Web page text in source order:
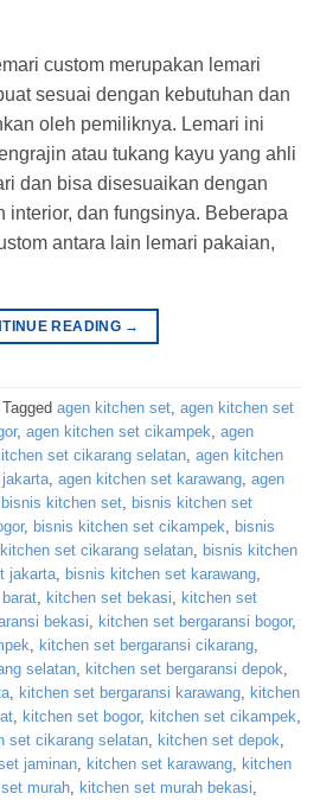
custom merupakan lemari
sesuai dengan kebutuhan dan
oleh pemiliknya. Lemari ini
atau tukang kayu yang ahli
dan bisa disesuaikan dengan
interior, dan fungsinya. Beberapa
antara lain lemari pakaian,
READING →
Tagged agen kitchen set agen kitchen set
, agen kitchen set cikampek agen
set cikarang selatan agen kitchen
agen kitchen set karawang agen
bisnis kitchen set
bisnis kitchen set
, bisnis kitchen set cikampek
bisnis
set cikarang selatan
bisnis kitchen
jakarta bisnis kitchen set karawang
kitchen set bekasi
kitchen set
bekasi kitchen set bergaransi bogor,
kitchen set bergaransi cikarang
selatan
kitchen set bergaransi depok
kitchen set bergaransi karawang
kitchen
kitchen set bogor, kitchen set cikampek
set cikarang selatan kitchen set depok
jaminan kitchen set karawang
kitchen
murah kitchen set murah bekasi